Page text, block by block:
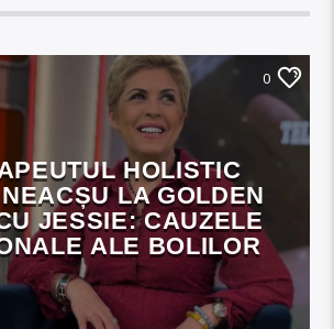
0
HOLISTIC
LA GOLDEN
JESSIE: CAUZELE
ALE BOLILOR